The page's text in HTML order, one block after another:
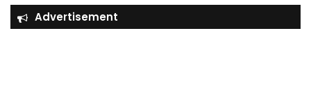
Advertisement